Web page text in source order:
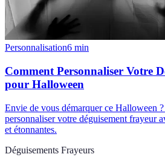
Personnalisation6 min
Comment Personnaliser Votre
pour Halloween
Envie de vous démarquer ce Halloween
personnaliser votre déguisement frayeur
et étonnantes.
Déguisements Frayeurs